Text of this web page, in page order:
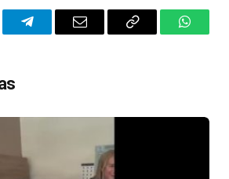
TelegramEmail
Copy